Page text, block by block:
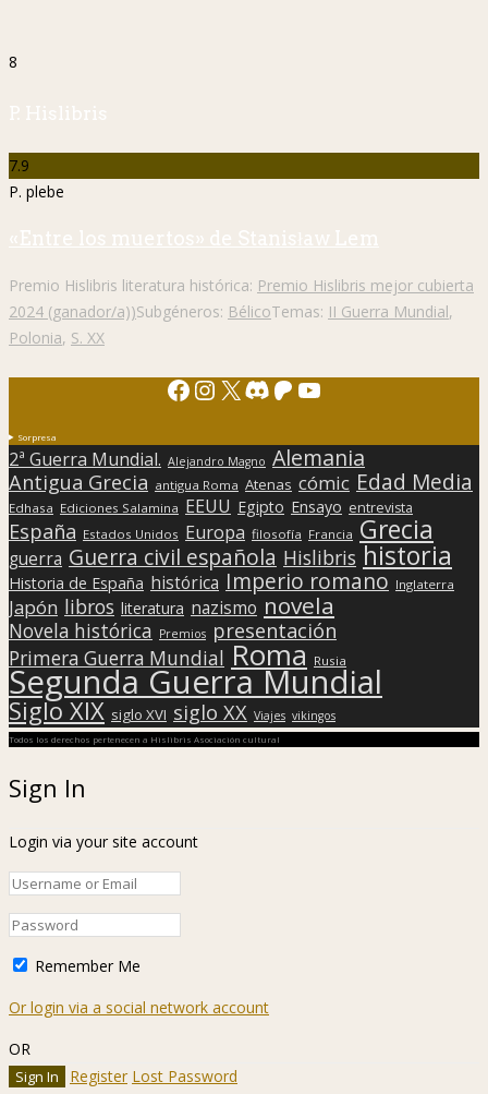
8
P. Hislibris
7.9
P. plebe
«Entre los muertos» de Stanisław Lem
Premio Hislibris literatura histórica: Premio Hislibris mejor cubierta
2024 (ganador/a))Subgéneros: BélicoTemas: II Guerra Mundial,
Polonia, S. XX
Facebook
Instagram
X Discord
Patreon
YouTube
Sorpresa
2ª Guerra Mundial. Alejandro Magno Alemania
Antigua Grecia antigua Roma Atenas cómic Edad Media
Edhasa Ediciones Salamina EEUU Egipto Ensayo entrevista
España Estados Unidos Europa filosofía Francia Grecia
guerra Guerra civil española Hislibris historia
Historia de España histórica Imperio romano Inglaterra
Japón libros literatura nazismo novela
Novela histórica Premios presentación
Primera Guerra Mundial Roma Rusia
Segunda Guerra Mundial
Siglo XIX siglo XVI siglo XX Viajes vikingos
Todos los derechos pertenecen a Hislibris Asociación cultural
Sign In
Login via your site account
Remember Me
Or login via a social network account
OR
Register Lost Password